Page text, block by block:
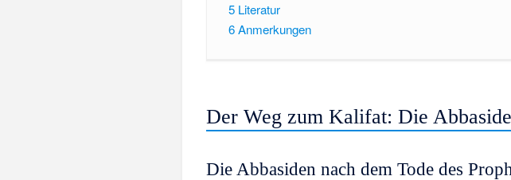
5 Literatur
6Anmerkungen
Der Weg zum Kalifat: Die
Die Abbasiden nach dem Tode des